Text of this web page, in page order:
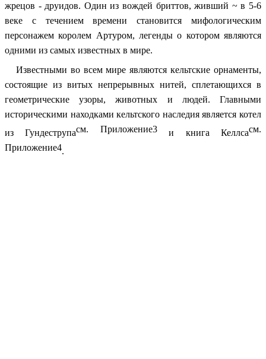
жрецов - друидов. Один из вождей бриттов, живший ~ в 5-6
веке с течением времени становится мифологическим
персонажем королем Артуром, легенды о котором являются
одними из самых известных в мире.
Известными во всем мире являются кельтские орнаменты,
состоящие из витых непрерывных нитей, сплетающихся в
геометрические узоры, животных и людей. Главными
историческими находками кельтского наследия является котел
из Гундеструпасм. Приложение3и книга Келлсасм.
Приложение4.